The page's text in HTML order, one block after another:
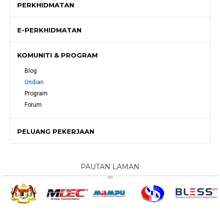
PERKHIDMATAN
E-PERKHIDMATAN
KOMUNITI & PROGRAM
Blog
Undian
Program
Forum
PELUANG PEKERJAAN
PAUTAN LAMAN